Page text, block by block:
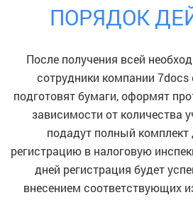
ПОРЯДОК
После получения всей
сотрудники компании
подготовят бумаги, оформят
зависимости от количества
подадут полный комплект
регистрацию в налоговую
дней регистрация будет
внесением соответствующих